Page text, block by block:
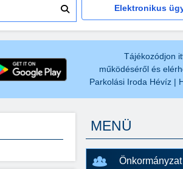
Elektronikus
Tájékozódjon
működéséről és
Parkolási Iroda Hévíz |
MENÜ
Önkormányzat